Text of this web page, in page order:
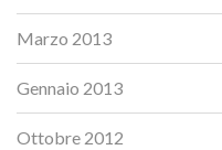
Marzo 2013
Gennaio 2013
Ottobre 2012